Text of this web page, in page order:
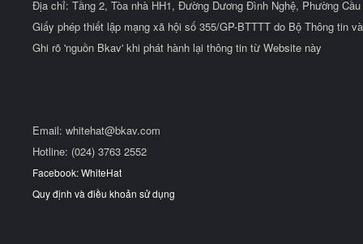
Địa chỉ: Tầng 2, Tòa nhà HH1, Đường Dương Đình Nghệ, Phường
Giấy phép thiết lập mạng xã hội số 355/GP-BTTTT do Bộ Thông tin
Ghi rõ 'nguồn Bkav' khi phát hành lại thông tin từ Website này
Email: whitehat@bkav.com
Hotline: (024) 3763 2552
Facebook: WhiteHat
Quy định và điều khoản sử dụng